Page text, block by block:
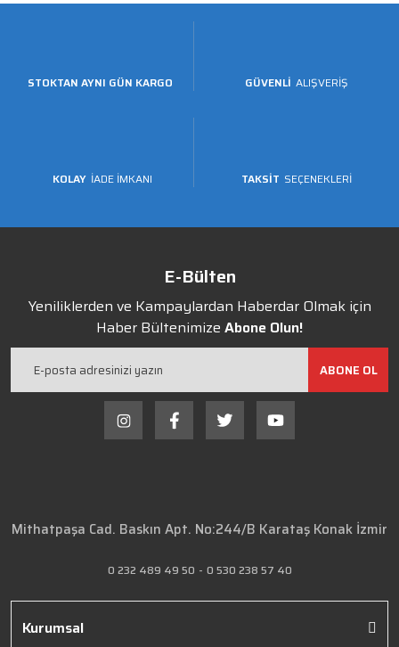
STOKTAN AYNI GÜN KARGO GÜVENLİ ALIŞVERİŞ
KOLAY İADE İMKANI TAKSİT SEÇENEKLERİ
E-Bülten
Yeniliklerden ve Kampaylardan Haberdar Olmak için
Haber Bültenimize Abone Olun!
ABONE OL
Mithatpaşa Cad. Baskın Apt. No:244/B Karataş Konak İzmir
0 232 489 49 50 - 0 530 238 57 40
Kurumsal